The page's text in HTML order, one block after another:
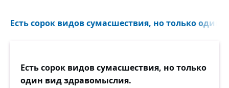
В огнях салюта в праздничную ночь!
Ведь доброта сильнее, чем война,
Как бескорыстье действеннее жала.
Есть сорок видов сумасшествия, но только один
Есть сорок видов сумасшествия, но только
один вид здравомыслия.